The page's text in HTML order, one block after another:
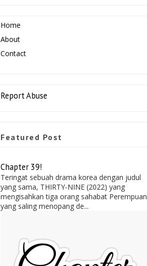
Home
About
Contact
Report Abuse
Featured Post
Chapter 39!
Teringat sebuah drama korea dengan judul
yang sama, THIRTY-NINE (2022) yang
mengisahkan tiga orang sahabat Perempuan
yang saling menopang de...